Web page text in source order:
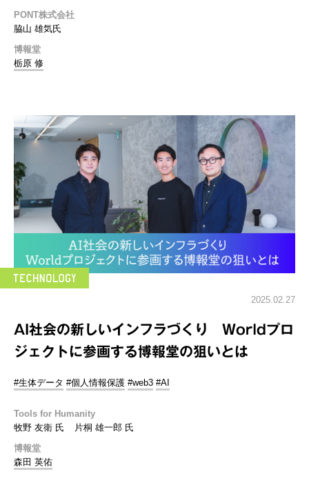
PONT株式会社
脇山 雄気氏
博報堂
栃原 修
2025.02.27
AI社会の新しいインフラづくり Worldプロ
ジェクトに参画する博報堂の狙いとは
#生体データ #個人情報保護 #web3 #AI
Tools for Humanity
牧野 友衛 氏
片桐 雄一郎 氏
博報堂
森田 英佑